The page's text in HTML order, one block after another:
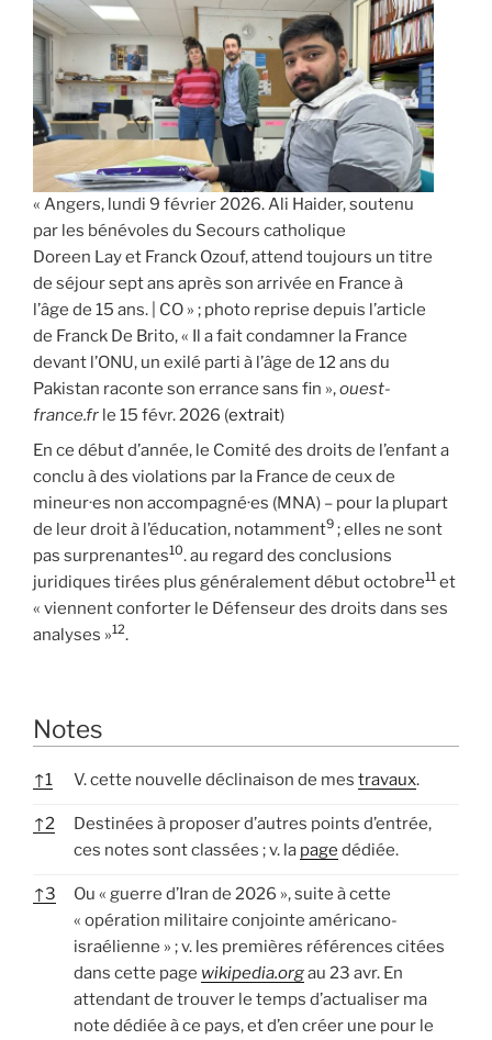
« Angers, lundi 9 février 2026. Ali Haider, soutenu
par les bénévoles du Secours catholique
Doreen Lay et Franck Ozouf, attend toujours un titre
de séjour sept ans après son arrivée en France à
l’âge de 15 ans. | CO » ; photo reprise depuis l’article
de Franck De Brito, « Il a fait condamner la France
devant l’ONU, un exilé parti à l’âge de 12 ans du
Pakistan raconte son errance sans fin »,ouest-
france.fr le 15 févr. 2026 (extrait)
En ce début d’année, le Comité des droits de l’enfant a
conclu à des violations par la France de ceux de
mineur·es non accompagné·es (MNA) – pour la plupart
de leur droit à l’éducation, notamment9 ; elles ne sont
pas surprenantes10. au regard des conclusions
juridiques tirées plus généralement début octobre11 et
« viennent conforter le Défenseur des droits dans ses
analyses »12.
Notes
↑1 V. cette nouvelle déclinaison de mes travaux.
↑2
Destinées à proposer d’autres points d’entrée,
ces notes sont classées ; v. la page dédiée.
↑3
Ou « guerre d’Iran de 2026 », suite à cette
« opération militaire conjointe américano-
israélienne » ; v. les premières références citées
dans cette page wikipedia.orgau 23 avr. En
attendant de trouver le temps d’actualiser ma
note dédiée à ce pays, et d’en créer une pour le